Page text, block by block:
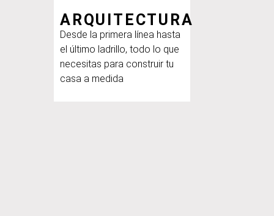
ARQUITECTURA
Desde la primera línea hasta
el último ladrillo, todo lo que
necesitas para construir tu
casa a medida